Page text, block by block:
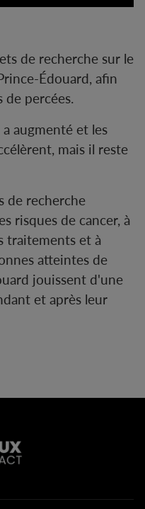
de recherche sur le
Édouard, afin
percées.
augmenté et les
mais il reste
de recherche
risques de cancer, à
traitements et à
atteintes de
jouissent d'une
et après leur